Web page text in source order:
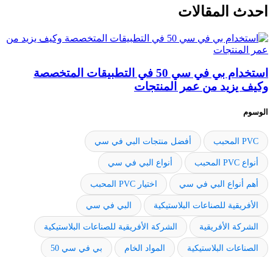
احدث المقالات
استخدام بي في سي 50 في التطبيقات المتخصصة
وكيف يزيد من عمر المنتجات
الوسوم
PVC المحبب أفضل منتجات البي في سي
أنواع PVC المحبب أنواع البي في سي
أهم أنواع البي في سي اختيار PVC المحبب
الأفريقية للصناعات البلاستيكية البي في سي
الشركة الأفريقية الشركة الأفريقية للصناعات البلاستيكية
الصناعات البلاستيكية المواد الخام بي في سي 50